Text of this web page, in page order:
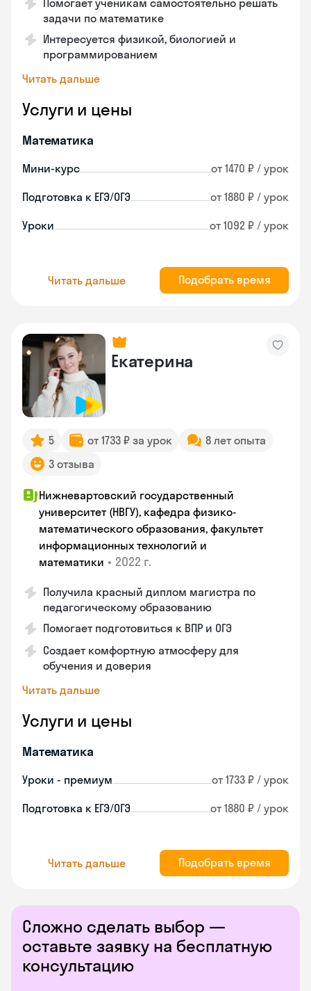
Помогает ученикам самостоятельно решать
задачи по математике
Интересуется физикой, биологией и
программированием
Читать дальше
Услуги и цены
Математика
Мини-курс от 1470 ₽ / урок
Подготовка к ЕГЭ/ОГЭ от 1880 ₽ / урок
Уроки от 1092 ₽ / урок
Читать дальше Подобрать время
Екатерина
5 от 1733 ₽ за урок
8 лет опыта
3 отзыва
Нижневартовский государственный
университет (НВГУ), кафедра физико-
математического образования, факультет
информационных технологий и
математики • 2022 г.
Получила красный диплом магистра по
педагогическому образованию
Помогает подготовиться к ВПР и ОГЭ
Создает комфортную атмосферу для
обучения и доверия
Читать дальше
Услуги и цены
Математика
Уроки - премиум от 1733 ₽ / урок
Подготовка к ЕГЭ/ОГЭ от 1880 ₽ / урок
Читать дальше Подобрать время
Сложно сделать выбор —
оставьте заявку на бесплатную
консультацию